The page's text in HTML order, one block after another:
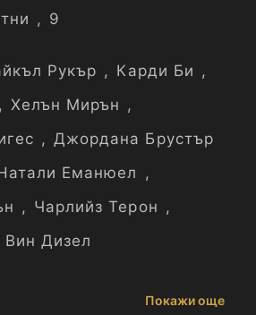
, 9
Рукър , Карди Би ,
, Хелън Мирън ,
, Джордана Брустър
Еманюел ,
, Чарлийз Терон ,
Вин Дизел
Покажи още